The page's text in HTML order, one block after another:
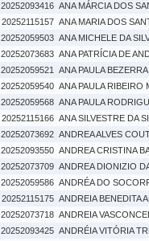
20252093416 ANA MÁRCIA DOS
20252115157 ANA MARIA DOS
20252059503 ANA MICHELE DA
20252073683 ANA PATRÍCIA DE
20252059521
ANA PAULA
20252059540 ANA PAULA RIBEIRO
20252059568 ANA PAULA
20252115166 ANA SILVESTRE DA
20252073692 ANDREA ALVES
20252093550 ANDREA CRISTINA
20252073709 ANDREA DIONIZIO
20252059586 ANDRÉA DO
20252115175 ANDREIA BENEDITA
20252073718 ANDREIA
20252093425 ANDRÉIA VITÓRIA